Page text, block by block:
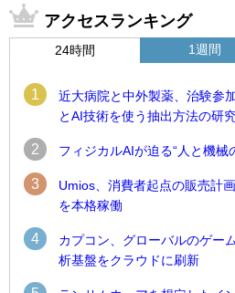
アクセスランキング
24時間
1
近大病院と中外製薬、治験参
とAI技術を使う抽出方法の研
2 フィジカルAIが迫る“人と機械
3
Umios、消費者起点の販売計
を本格稼働
4
カプコン、グローバルのゲー
析基盤をクラウドに刷新
1週間